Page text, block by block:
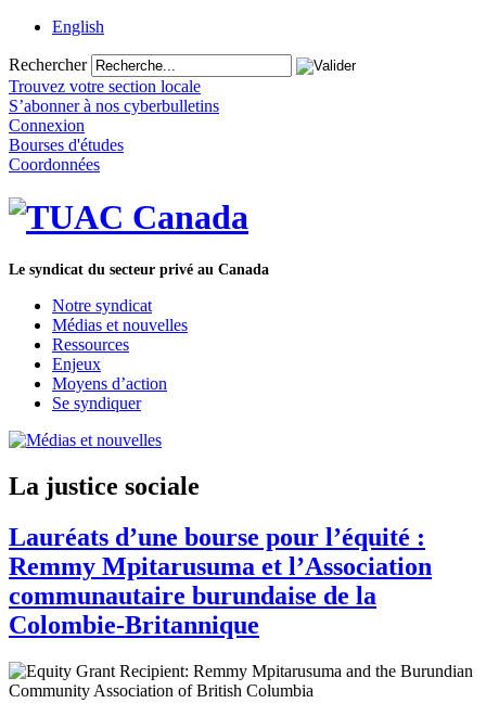
English
Rechercher
Trouvez votre section locale
S’abonner à nos cyberbulletins
Connexion
Bourses d'études
Coordonnées
Le syndicat du secteur privé au Canada
Notre syndicat
Médias et nouvelles
Ressources
Enjeux
Moyens d’action
Se syndiquer
La justice sociale
Lauréats d’une bourse pour l’équité :
Remmy Mpitarusuma et l’Association
communautaire burundaise de la
Colombie-Britannique